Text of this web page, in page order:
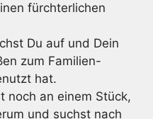
fürchterlichen
Du auf und Dein
zum Familien-
hat.
noch an einem Stück,
und suchst nach